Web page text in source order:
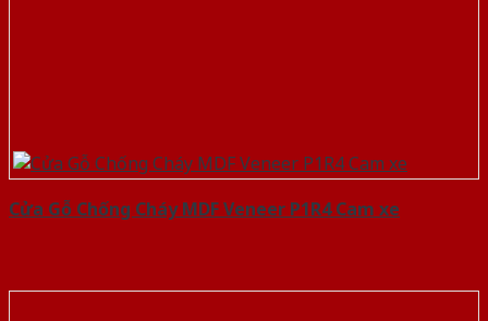
Cửa Gỗ Chống Cháy MDF Veneer P1R4 Cam xe